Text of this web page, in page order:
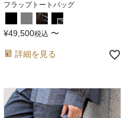
フラップトートバッグ
¥49,500税込 〜
詳細を見る